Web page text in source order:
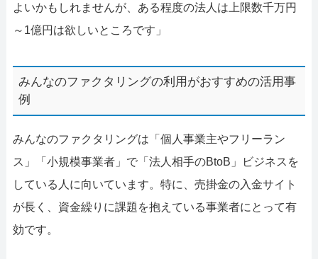
よいかもしれませんが、ある程度の法人は上限数千万円
～1億円は欲しいところです」
みんなのファクタリングの利用がおすすめの活用事
例
みんなのファクタリングは「個人事業主やフリーラン
ス」「小規模事業者」で「法人相手のBtoB」ビジネスを
している人に向いています。特に、売掛金の入金サイト
が長く、資金繰りに課題を抱えている事業者にとって有
効です。